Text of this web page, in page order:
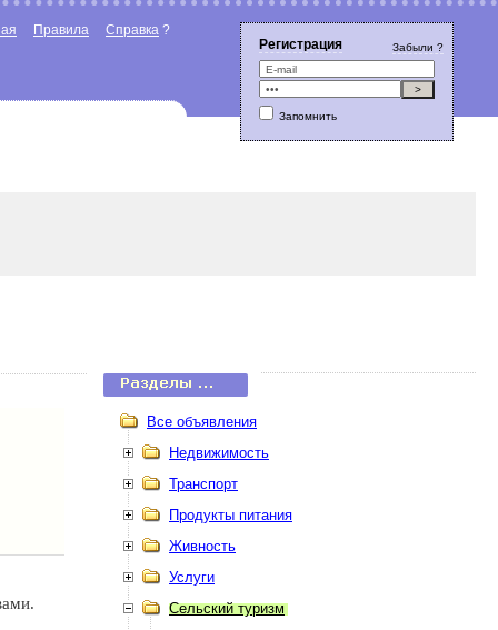
Правила Справка ?
Регистрация Забыли ?
Запомнить
Все объявления
Недвижимость
Транспорт
Продукты питания
Живность
Услуги
Сельский туризм